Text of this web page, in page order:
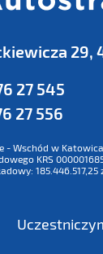
29,
27 545
27 556
- Wschód w
KRS
185.446.517,25